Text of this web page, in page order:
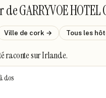
deGARRYVOE HOTEL
Ville de cork → Tous les
racontesur Irlande.
dos